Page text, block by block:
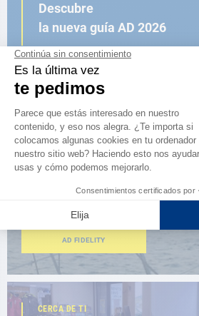
Descubre
la nueva guía AD 2026
NAVEGAR POR EL CATÁLOGO
ESPACIO FIDELIDAD
¿Eres apasionado?
Benefíciate de ventajas
AD FIDELITY
CERCA DE TI